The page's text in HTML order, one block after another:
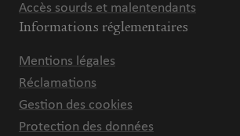
Accès sourds et malentendants
Informations réglementaires
Mentions légales
Réclamations
Gestion des cookies
Protection des données